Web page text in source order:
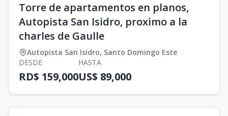
Torre de apartamentos en planos,
Autopista San Isidro, proximo a la
charles de Gaulle
Autopista San Isidro, Santo Domingo Este
DESDE
RD$ 159,000
HASTA
US$ 89,000